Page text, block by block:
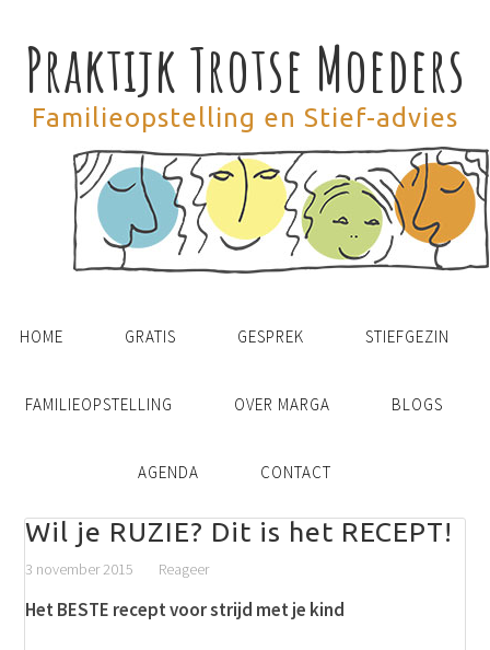
Praktijk Trotse Moeders
Familieopstelling en Stief-advies
HOME GRATIS GESPREK STIEFGEZIN
FAMILIEOPSTELLING OVER MARGA BLOGS
AGENDA CONTACT
Wil je RUZIE? Dit is het RECEPT!
3 november 2015 Reageer
Het BESTE recept voor strijd met je kind